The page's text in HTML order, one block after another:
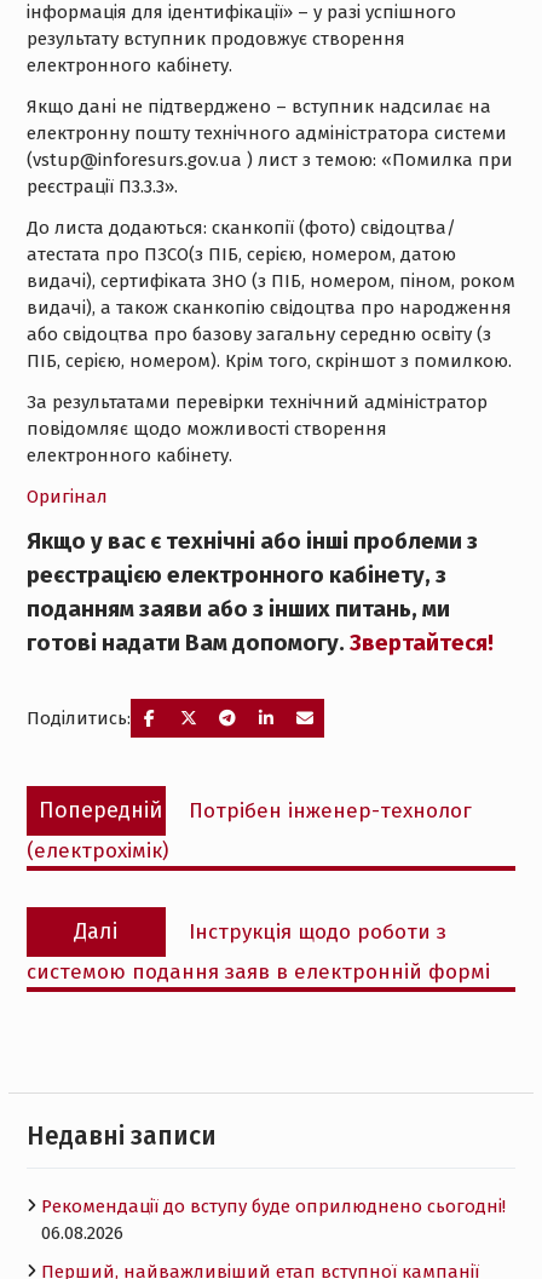
інформація для ідентифікації» – у разі успішного
результату вступник продовжує створення
електронного кабінету.
Якщо дані не підтверджено – вступник надсилає на
електронну пошту технічного адміністратора системи
(vstup@inforesurs.gov.ua ) лист з темою: «Помилка при
реєстрації П3.3.3».
До листа додаються: сканкопії (фото) свідоцтва/
атестата про ПЗСО(з ПІБ, серією, номером, датою
видачі), сертифіката ЗНО (з ПІБ, номером, піном, роком
видачі), а також сканкопію свідоцтва про народження
або свідоцтва про базову загальну середню освіту (з
ПІБ, серією, номером). Крім того, скріншот з помилкою.
За результатами перевірки технічний адміністратор
повідомляє щодо можливості створення
електронного кабінету.
Оригінал
Якщо у вас є технічні або інші проблеми з
реєстрацією електронного кабінету, з
поданням заяви або з інших питань, ми
готові надати Вам допомогу. Звертайтеся!
Поділитись:
Навігація
записів
Попередній
Попередній
запис:
Потрібен інженер-технолог
(електрохімік)
Далі
Наступний
запис:
Інструкція щодо роботи з
системою подання заяв в електронній формі
Недавні записи
Рекомендації до вступу буде оприлюднено сьогодні!
06.08.2026
Перший, найважливіший етап вступної кампанії